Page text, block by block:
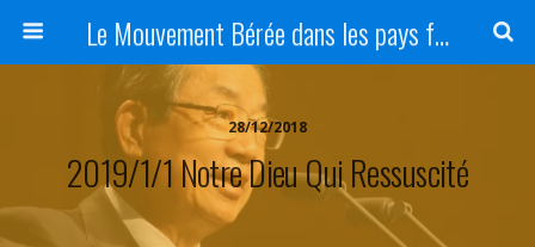
Le Mouvement Bérée dans les pays francophones
28/12/2018
2019/1/1 Notre Dieu Qui Ressuscité